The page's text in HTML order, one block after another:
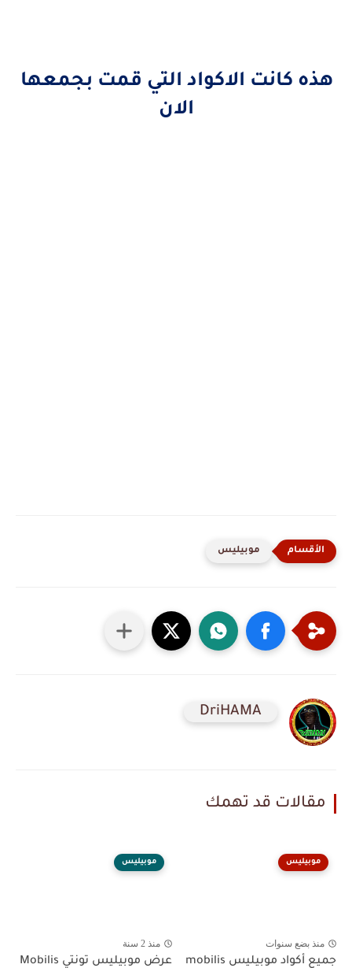
هذه كانت الاكواد التي قمت بجمعها
الان
موبيليس
DriHAMA
مقالات قد تهمك
موبيليس
منذ بضع سنوات
جميع أكواد موبيليس mobilis
موبيليس
منذ 2 سنة
عرض موبيليس تونتي Mobilis